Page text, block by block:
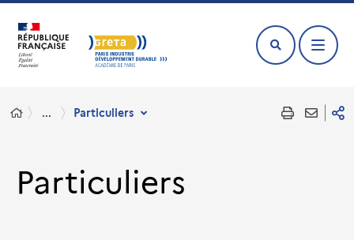
... Particuliers
Particuliers